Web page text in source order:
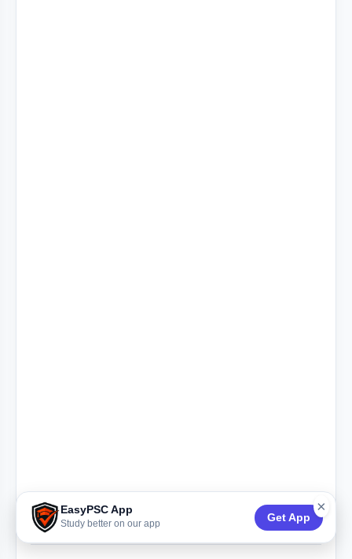
EasyPSC App
Study better on our app
Get App
×